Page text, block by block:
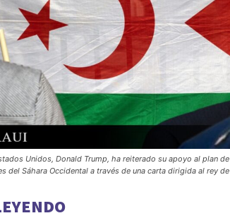
Unidos, Donald Trump, ha reiterado su apoyo al plan
del Sáhara Occidental a través de una carta dirigida al rey